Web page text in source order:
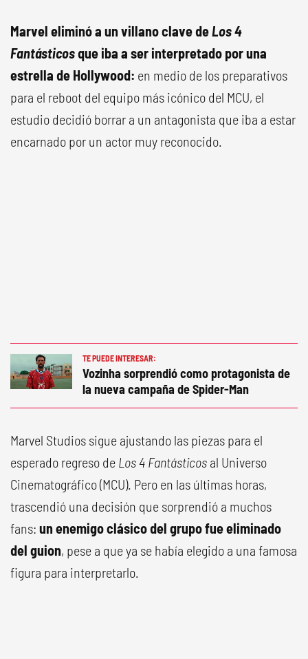
Marvel eliminó a un villano clave deLos 4
Fantásticosque iba a ser interpretado por una
estrella de Hollywood: en medio de los preparativos
para el reboot del equipo más icónico del MCU, el
estudio decidió borrar a un antagonista que iba a estar
encarnado por un actor muy reconocido.
TE PUEDE INTERESAR:
Vozinha sorprendió como protagonista de
la nueva campaña de Spider-Man
Marvel Studios sigue ajustando las piezas para el
esperado regreso de Los 4 Fantásticos al Universo
Cinematográfico (MCU). Pero en las últimas horas,
trascendió una decisión que sorprendió a muchos
fans: un enemigo clásico del grupo fue eliminado
del guion, pese a que ya se había elegido a una famosa
figura para interpretarlo.